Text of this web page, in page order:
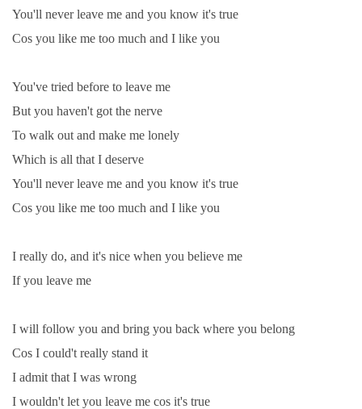
You'll never leave me and you know it's true
Cos you like me too much and I like you
You've tried before to leave me
But you haven't got the nerve
To walk out and make me lonely
Which is all that I deserve
You'll never leave me and you know it's true
Cos you like me too much and I like you
I really do, and it's nice when you believe me
If you leave me
I will follow you and bring you back where you belong
Cos I could't really stand it
I admit that I was wrong
I wouldn't let you leave me cos it's true